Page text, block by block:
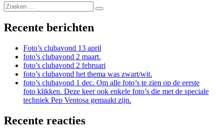
Recente berichten
Foto’s clubavond 13 april
foto’s clubavond 2 maart.
foto’s clubavond 2 februari
foto’s clubavond het thema was zwart/wit.
foto’s clubavond 1 dec. Om alle foto’s te zien op de eerste
foto klikken. Deze keer ook enkele foto’s die met de speciale
techniek Pep Ventosa gemaakt zijn.
Recente reacties